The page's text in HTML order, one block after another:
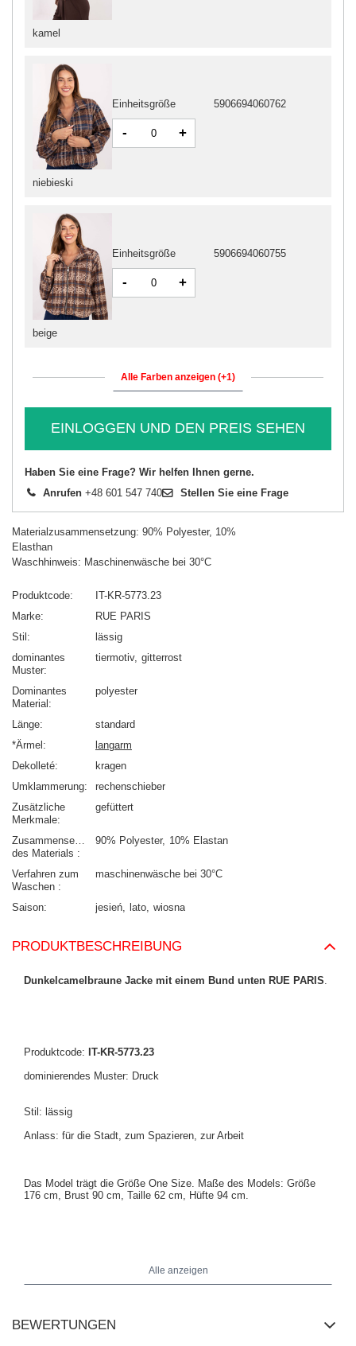
kamel
niebieski
Einheitsgröße 5906694060762
- +
beige
Einheitsgröße 5906694060755
- +
Alle Farben anzeigen (+1)
EINLOGGEN UND DEN PREIS SEHEN
Haben Sie eine Frage? Wir helfen Ihnen gerne.
Anrufen +48 601 547 740 Stellen Sie eine Frage
Materialzusammensetzung: 90% Polyester, 10%
Elasthan
Waschhinweis: Maschinenwäsche bei 30°C
Produktcode
IT-KR-5773.23
Marke
RUE PARIS
Stil
lässig
dominantes
Muster
tiermotiv gitterrost
Dominantes
Material
polyester
Länge
standard
*Ärmel
langarm
Dekolleté
kragen
Umklammerung
rechenschieber
Zusätzliche
Merkmale
gefüttert
Zusammensetzung
des Materials
90% Polyester 10% Elastan
Verfahren zum
Waschen
maschinenwäsche bei 30°C
Saison jesień lato wiosna
PRODUKTBESCHREIBUNG
Dunkelcamelbraune Jacke mit einem Bund unten RUE PARIS
Produktcode: IT-KR-5773.23
dominierendes Muster: Druck
Stil: lässig
Anlass: für die Stadt, zum Spazieren, zur Arbeit
Das Model trägt die Größe One Size. Maße des Models: Größe
176 cm, Brust 90 cm, Taille 62 cm, Hüfte 94 cm
Alle anzeigen
BEWERTUNGEN